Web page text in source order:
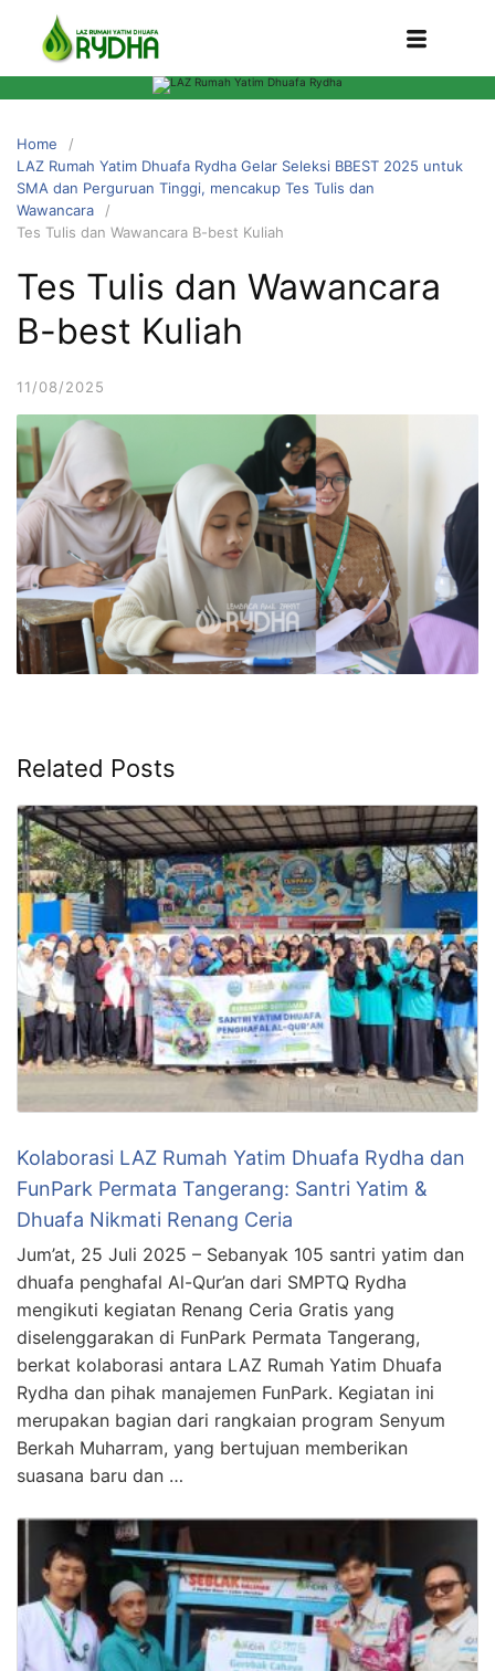
Home
LAZ Rumah Yatim Dhuafa Rydha Gelar Seleksi BBEST 2025 untuk
SMA dan Perguruan Tinggi, mencakup Tes Tulis dan
Wawancara
Tes Tulis dan Wawancara B-best Kuliah
Tes Tulis dan Wawancara
B-best Kuliah
11/08/2025
Related Posts
Kolaborasi LAZ Rumah Yatim Dhuafa Rydha dan
FunPark Permata Tangerang: Santri Yatim &
Dhuafa Nikmati Renang Ceria
Jum’at, 25 Juli 2025 – Sebanyak 105 santri yatim dan
dhuafa penghafal Al-Qur’an dari SMPTQ Rydha
mengikuti kegiatan Renang Ceria Gratis yang
diselenggarakan di FunPark Permata Tangerang,
berkat kolaborasi antara LAZ Rumah Yatim Dhuafa
Rydha dan pihak manajemen FunPark. Kegiatan ini
merupakan bagian dari rangkaian program Senyum
Berkah Muharram, yang bertujuan memberikan
suasana baru dan …